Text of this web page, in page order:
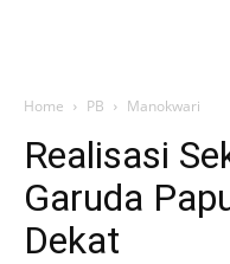
Home PB Manokwari
Realisasi
Garuda
Dekat